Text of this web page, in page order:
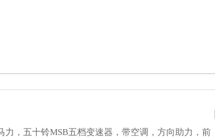
了简单的喷绘，让看起来不那么呆板。整车
，五十铃MSB五档变速器，带空调，方向助力，前